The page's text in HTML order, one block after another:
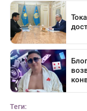
Теги: